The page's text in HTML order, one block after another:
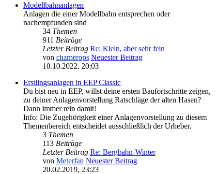
Modellbahnanlagen
Anlagen die einer Modellbahn entsprechen oder
nachempfunden sind
34 Themen
911 Beiträge
Letzter Beitrag Re: Klein, aber sehr fein
von chamerops Neuester Beitrag
10.10.2022, 20:03
Erstlingsanlagen in EEP Classic
Du bist neu in EEP, willst deine ersten Baufortschritte zeigen,
zu deiner Anlagenvorstellung Ratschläge der alten Hasen?
Dann immer rein damit!
Info: Die Zugehörigkeit einer Anlagenvorstellung zu diesem
Themenbereich entscheidet ausschließlich der Urheber.
3 Themen
113 Beiträge
Letzter Beitrag Re: Bergbahn-Winter
von Meterfan Neuester Beitrag
20.02.2019, 23:23